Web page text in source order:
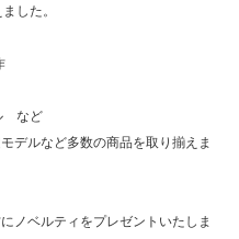
した。
など
デルなど多数の商品を取り揃えま
ノベルティをプレゼントいたしま